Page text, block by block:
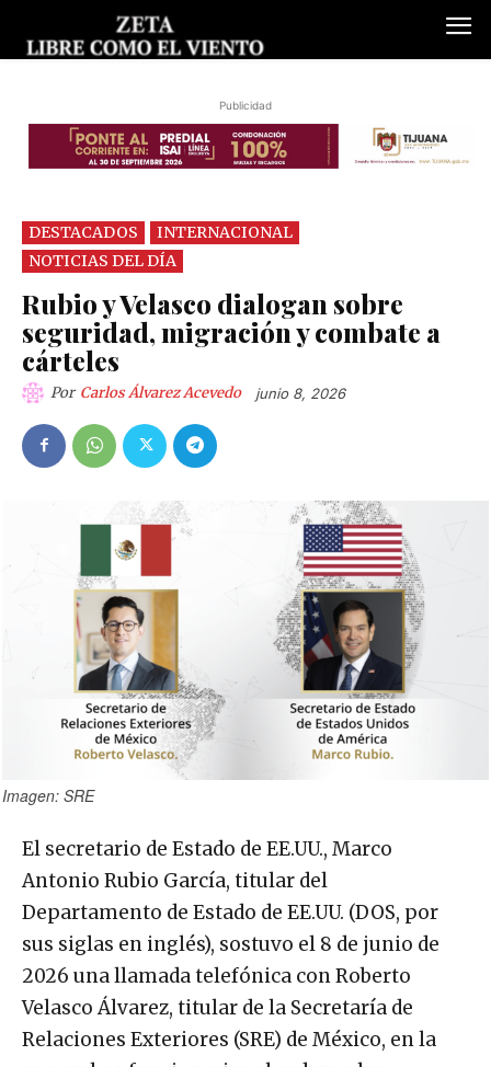
Publicidad
DESTACADOS
INTERNACIONAL
NOTICIAS DEL DÍA
Rubio y Velasco dialogan sobre
seguridad, migración y combate a
cárteles
Por Carlos Álvarez Acevedo junio 8, 2026
Imagen: SRE
El secretario de Estado de EE.UU., Marco
Antonio Rubio García, titular del
Departamento de Estado de EE.UU. (DOS, por
sus siglas en inglés), sostuvo el 8 de junio de
2026 una llamada telefónica con Roberto
Velasco Álvarez, titular de la Secretaría de
Relaciones Exteriores (SRE) de México, en la